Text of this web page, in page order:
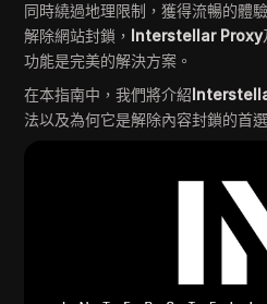
同時繞過地理限制，獲得流暢的體
解除網站封鎖， Interstellar Proxy
功能是完美的解決方案。
在本指南中，我們將介紹
法以及為何它是解除內容封鎖的首選